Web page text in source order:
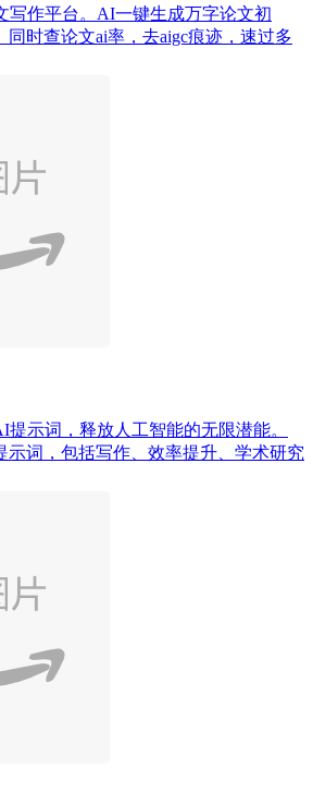
写作平台。AI一键生成万字论文初
时查论文ai率，去aigc痕迹，速过多
示词，释放人工智能的无限潜能。
示词，包括写作、效率提升、学术研究